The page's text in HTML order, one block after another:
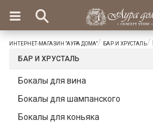
Вход
Избранное
×
Салоны
Доставка
Оплата
Подарки
Ароматы
для
ИНТЕРНЕТ-МАГАЗИН "АУРА ДОМА" БАР И ХРУСТАЛЬ
БАР И ХРУСТАЛЬ
Бокалы для вина
Бокалы для шампанского
Бокалы для коньяка